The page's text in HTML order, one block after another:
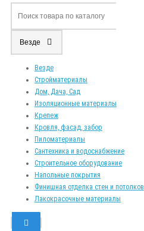
Везде
Везде
Стройматериалы
Дом, Дача, Сад
Изоляционные материалы
Крепеж
Кровля, фасад, забор
Пиломатериалы
Сантехника и водоснабжение
Строительное оборудование
Напольные покрытия
Финишная отделка стен и потолков
Лакокрасочные материалы